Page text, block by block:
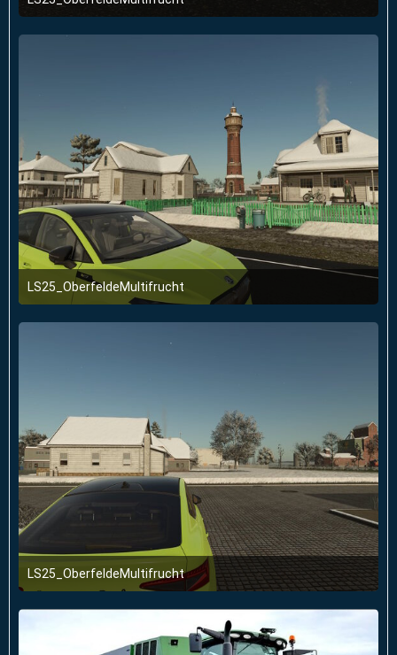
2. Januar 2026 um 23:51
LS25_OberfeldeMultifrucht
2. Januar 2026 um 23:51
LS25_OberfeldeMultifrucht
2. Januar 2026 um 23:51